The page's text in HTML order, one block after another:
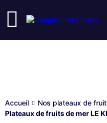
Accueil
Nos plateaux de
Plateaux de fruits de mer LE